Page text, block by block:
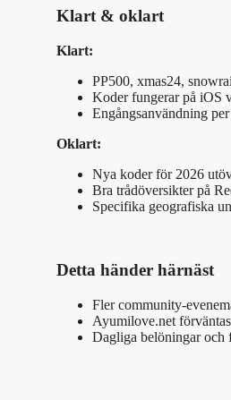
Klart & oklart
Klart:
PP500, xmas24,
Koder fungerar på iOS
Engångsanvändning
Oklart:
Nya koder för 2026
Bra trådöversikter på
Specifika geografiska
Detta händer härnäst
Fler community-
Ayumilove.net
Dagliga belöningar och